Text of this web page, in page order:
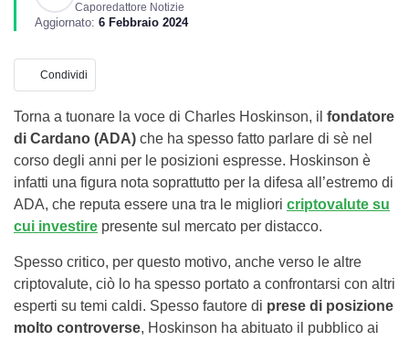
Caporedattore Notizie
Aggiornato: 6 Febbraio 2024
Condividi
Torna a tuonare la voce di Charles Hoskinson, il fondatore
di Cardano (ADA) che ha spesso fatto parlare di sè nel
corso degli anni per le posizioni espresse. Hoskinson è
infatti una figura nota soprattutto per la difesa all’estremo di
ADA, che reputa essere una tra le migliori criptovalute su
cui investire presente sul mercato per distacco.
Spesso critico, per questo motivo, anche verso le altre
criptovalute, ciò lo ha spesso portato a confrontarsi con altri
esperti su temi caldi. Spesso fautore di prese di posizione
molto controverse, Hoskinson ha abituato il pubblico ai